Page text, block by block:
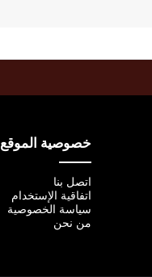
خصوصية الموقع
اتصل بنا
اتفاقية الإستخدام
سياسة الخصوصية
من نحن